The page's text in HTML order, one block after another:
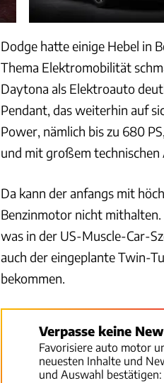
Dodge hatte einige Hebel in
Thema Elektromobilität
Daytona als Elektroauto
Pendant, das weiterhin auf
Power, nämlich bis zu 680
und mit großem
Da kann der anfangs mit
Benzinmotor nicht
was in der US-Muscle-Car-
auch der eingeplante Twin-
bekommen.
Verpasse keine
Favorisiere auto motor
neuesten Inhalte und
und Auswahl bestätigen: